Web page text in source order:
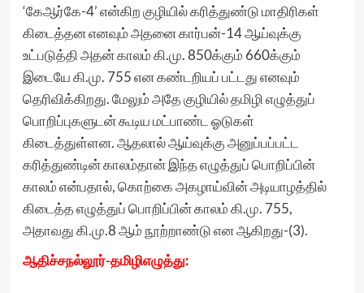
‘கேஆர்கே-4’ என்கிற குழியில் கரித்துண்டு மாதிரிகள்
கிடைத்தன எனவும் அதனை கார்பன்-14 ஆய்வுக்கு
உட்படுத்தி அதன் காலம் கி.மு. 850க்கும் 660க்கும்
இடையே கி.மு. 755 என கண்டறியப் பட்டது எனவும்
தெரிவிக்கிறது. மேலும் அதே குழியில் தமிழி எழுத்துப்
பொறிப்புகளுடன் கூடிய மட்பாண்ட ஓடுகள்
கிடைத்துள்ளன. ஆதலால் ஆய்வுக்கு அனுப்பப்பட்ட
கரித்துண்டின் காலம்தான் இந்த எழுத்துப் பொறிப்பின்
காலம் என்பதால், கொற்கை அகழாய்வின் அடியாழத்தில்
கிடைத்த எழுத்துப் பொறிப்பின் காலம் கி.மு. 755,
அதாவது கி.மு.8 ஆம் நூற்றாண்டு என ஆகிறது-(3).
ஆதிச்சநல்லூர்-தமிழிஎழுத்து: